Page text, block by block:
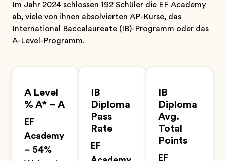
Im Jahr 2024 schlossen 192 Schüler die EF Academy
ab, viele von ihnen absolvierten AP-Kurse, das
International Baccalaureate (IB)-Programm oder das
A-Level-Programm.
A Level
% A* – A
EF
Academy
– 54%
IB
Diploma
Pass
Rate
EF
IB
Diploma
Avg.
Total
Points
EF